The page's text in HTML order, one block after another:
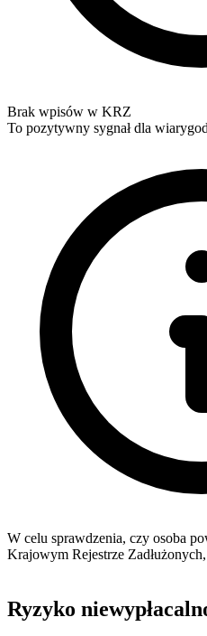
Brak wpisów w KRZ
To pozytywny sygnał dla
W celu sprawdzenia, czy osoba
Krajowym Rejestrze
Ryzyko